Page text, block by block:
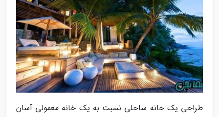
طراحی یک خانه ساحلی نسبت به یک خانه معمولی آسان